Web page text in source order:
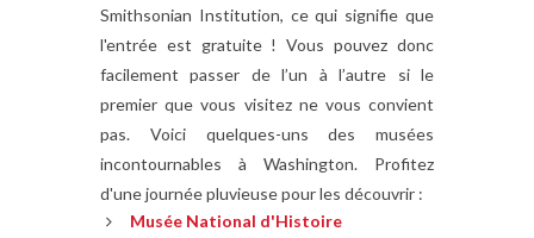
Smithsonian Institution, ce qui signifie que
l'entrée est gratuite ! Vous pouvez donc
facilement passer de l’un à l’autre si le
premier que vous visitez ne vous convient
pas. Voici quelques-uns des musées
incontournables à Washington. Profitez
d'une journée pluvieuse pour les découvrir :
Musée National d'Histoire